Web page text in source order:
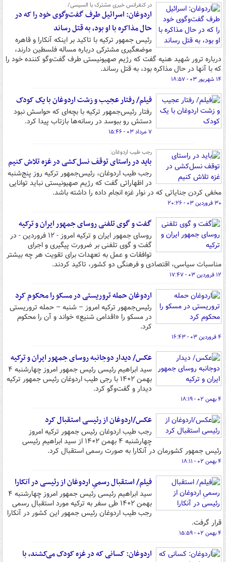
در کنفرانس خبری مشترک با السیسی/
اردوغان: اسرائیل طرف گفت‌وگوی خود را که در
حال مذاکره با او بود، به قتل رساند
رئیس جمهور ترکیه با تاکید بر اینکه آنکارا و قاهره
موضعگیری مشترکی درباره مساله فلسطین دارند،
درباره ترور شهید هنیه گفت که رژیم صهیونیستی طرف گفت‌وگو کننده خود را
که با آنها در حال مذاکره بود، به قتل رساند.
۱۴ شهریور ۰۳ - ۱۸:۵۷
فیلم/ رفتار عجیب و زشت اردوغان با یک کودک
رفتار رئیس‌جمهور ترکیه با بچه‌ای که حواسش نبود
دستش رو ببوسد در رسانه‌ها بازتاب پیدا کرد.
۷ مرداد ۰۳ - ۱۵:۴۶
رجب طیب اردوغان:
باید در راستای توقف نسل‌کشی در غزه تلاش کنیم
رجب طیب اردوغان، رئیس‌جمهور ترکیه روز پنج‌شنبه
در اظهاراتی گفت که رژیم صهیونیستی نباید توانایی
مخفی کردن جنایاتی که در نوار غزه انجام داده را داشته باشد.
۳۰ فروردین ۰۳ - ۲۰:۲۶
گفت و گوی تلفنی روسای جمهور ایران و ترکیه
روسای جمهور ایران و ترکیه امروز - ۱۲ فروردین - در
گفت و گوی تلفنی بر ضرورت پیگیری و اجرای
توافقات و عمل به تعهدات برای تقویت هر چه بیشتر
مناسبات سیاسی، اقتصادی و فرهنگی دو کشور، تاکید کردند.
۱۲ فروردین ۰۳ - ۱۷:۴۷
اردوغان حمله تروریستی در مسکو را محکوم کرد
رئیس‌جمهور ترکیه امروز – شنبه – حمله تروریستی
در مسکو را «اقدامی شنیع» خواند و آن را محکوم
کرد.
۴ فروردین ۰۳ - ۱۶:۴۳
عکس/ دیدار دوجانبه روسای جمهور ایران و ترکیه
سید ابراهیم رئیسی رئیس جمهور امروز چهارشنبه ۴
بهمن ۱۴۰۲ با رجی طیب اردوغان رئیس جمهور ترکیه
دیدار و گفت‌وگو کرد.
۴ بهمن ۰۲ - ۱۸:۱۹
عکس/اردوغان از رئیسی استقبال کرد
رجب طیب اردوغان رئیس جمهور ترکیه امروز
چهارشنبه ۴ بهمن ۱۴۰۲ از سید ابراهیم رئیسی
رئیس جمهور کشورمان در آنکارا به صورت رسمی استقبال کرد.
۴ بهمن ۰۲ - ۱۸:۱۱
فیلم/ استقبال رسمیِ اردوغان از رئیسی در آنکارا
سید ابراهیم رئیسی رئیس جمهور امروز چهارشنبه ۴
بهمن ۱۴۰۲ طی سفر به ترکیه مورد استقبال رسمی
رجب طیب اردوغان رئیس جمهور این کشور در آنکارا
قرار گرفت.
۴ بهمن ۰۲ - ۱۵:۵۹
اردوغان: کسانی که در غزه کودک می‌کشند، با